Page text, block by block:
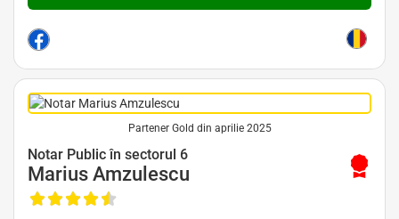
Partener Gold din aprilie 2025
Notar Public în sectorul 6
Marius Amzulescu